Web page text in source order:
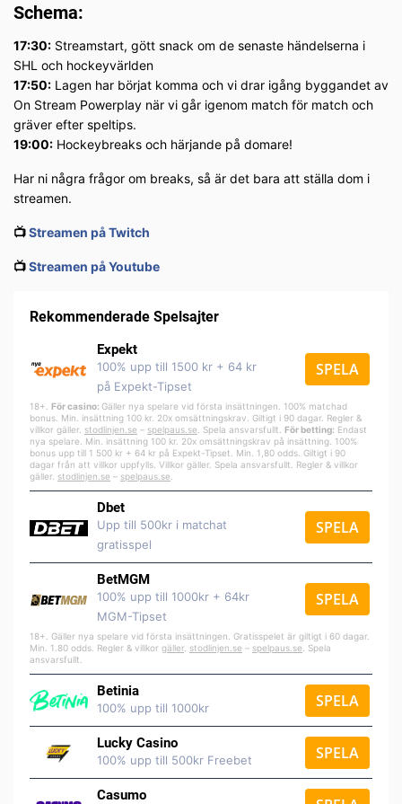
Schema:
17:30: Streamstart, gött snack om de senaste händelserna i
SHL och hockeyvärlden
17:50: Lagen har börjat komma och vi drar igång byggandet av
On Stream Powerplay när vi går igenom match för match och
gräver efter speltips.
19:00: Hockeybreaks och härjande på domare!
Har ni några frågor om breaks, så är det bara att ställa dom i
streamen.
📺Streamen på Twitch
📺Streamen på Youtube
Rekommenderade Spelsajter
Expekt
100% upp till 1500 kr + 64 kr
på Expekt-Tipset
SPELA
18+. För casino: Gäller nya spelare vid första insättningen. 100% matchad
bonus. Min. insättning 100 kr. 20x omsättningskrav. Giltigt i 90 dagar. Regler &
villkor gäller. stodlinjen.se – spelpaus.se . Spela ansvarsfullt. För betting: Endast
nya spelare. Min. insättning 100 kr. 20x omsättningskrav på insättning. 100%
bonus upp till 1 500 kr + 64 kr på Expekt-Tipset. Min. 1,80 odds. Giltigt i 90
dagar från att villkor uppfylls. Villkor gäller. Spela ansvarsfullt. Regler & villkor
gäller. stodlinjen.se – spelpaus.se
Dbet
Upp till 500kr i matchat
gratisspel
SPELA
BetMGM
100% upp till 1000kr + 64kr
MGM-Tipset
SPELA
18+. Gäller nya spelare vid första insättningen. Gratisspelet är giltigt i 60 dagar.
Min. 1.80 odds. Regler & villkor gäller stodlinjen.se – spelpaus.se . Spela
ansvarsfullt.
Betinia
100% upp till 1000kr SPELA
Lucky Casino
100% upp till 500kr Freebet SPELA
Casumo